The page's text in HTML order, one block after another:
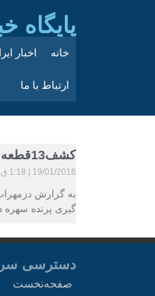
پایگاه
خانه اخبار
ارتباط با ما
کشف13قطعه سهره ازمتخلفان دزفول
19/01/2016 1:18 ق.ظ
گیری پرنده سهره
دسترسی
صفحه‌نخست